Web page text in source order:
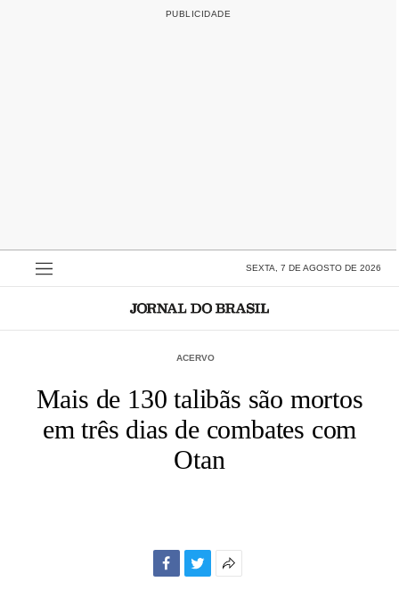
SEXTA, 7 DE AGOSTO DE 2026
ACERVO
Mais de 130 talibãs são mortos
em três dias de combates com
Otan